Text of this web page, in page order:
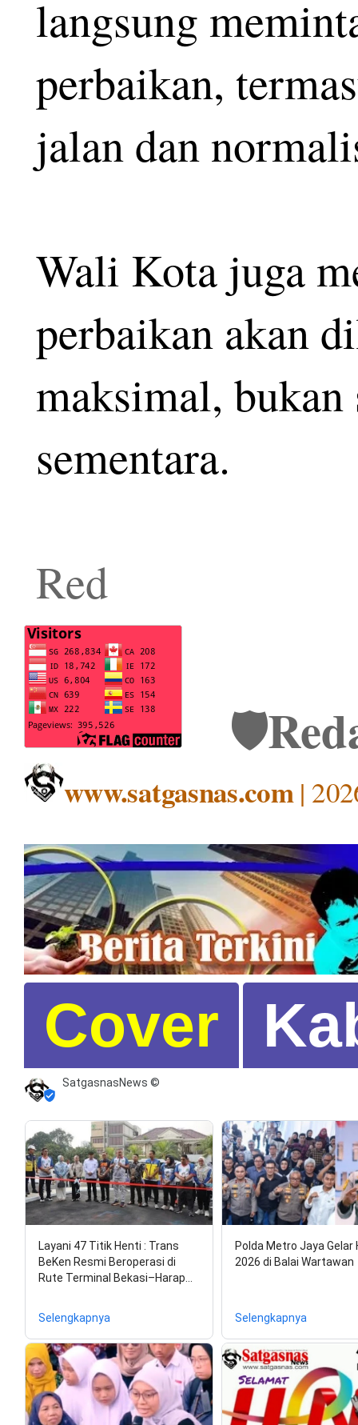
langsung
perbaikan,
jalan dan
Wali Kota juga
perbaikan akan
maksimal,
sementara.
Red
🛡️
www.satgasnas.com|
Cover
SatgasnasNews ©
Layani 47 Titik Henti : Trans
BeKen Resmi Beroperasi di
Rute Terminal Bekasi–Harap…
Selengkapnya
Polda Metro Jaya Gelar
2026 di Balai Wartawan
Selengkapnya